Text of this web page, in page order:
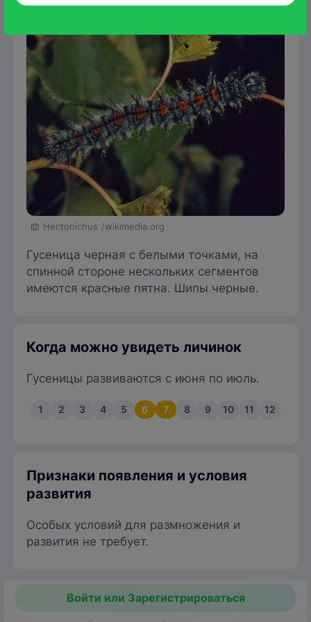
Hectonichus /wikimedia.org
Гусеница черная с белыми точками, на
спинной стороне нескольких сегментов
имеются красные пятна. Шипы черные.
Когда можно увидеть личинок
Гусеницы развиваются с июня по июль.
1 2 3 4 5 6 7 8 9 10 11 12
Признаки появления и условия
развития
Особых условий для размножения и
развития не требует.
Войти или Зарегистрироваться